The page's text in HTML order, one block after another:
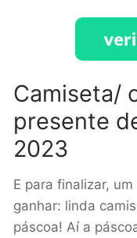
Camiseta/
presente
2023
E para finalizar,
ganhar: linda
páscoa! Aí a